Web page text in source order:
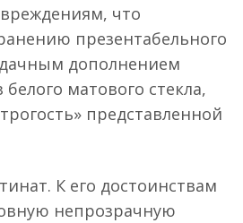
что
презентабельного
дополнением
белого матового стекла,
представленной
К его достоинствам
непрозрачную